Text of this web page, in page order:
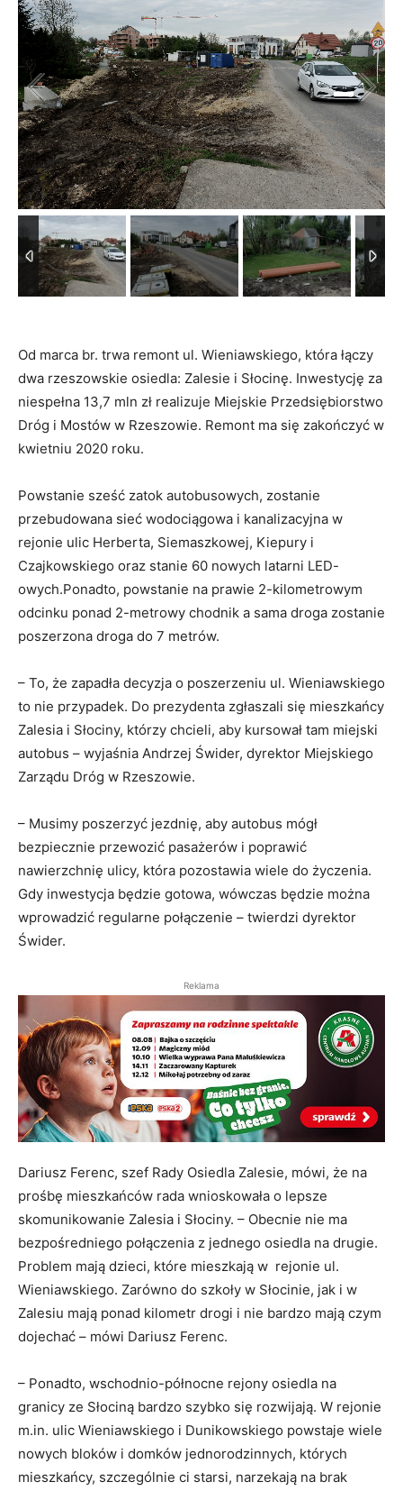
1/9
Od marca br. trwa remont ul. Wieniawskiego, która łączy
dwa rzeszowskie osiedla: Zalesie i Słocinę. Inwestycję za
niespełna 13,7 mln zł realizuje Miejskie Przedsiębiorstwo
Dróg i Mostów w Rzeszowie. Remont ma się zakończyć w
kwietniu 2020 roku.
Powstanie sześć zatok autobusowych, zostanie
przebudowana sieć wodociągowa i kanalizacyjna w
rejonie ulic Herberta, Siemaszkowej, Kiepury i
Czajkowskiego oraz stanie 60 nowych latarni LED-
owych.Ponadto, powstanie na prawie 2-kilometrowym
odcinku ponad 2-metrowy chodnik a sama droga zostanie
poszerzona droga do 7 metrów.
– To, że zapadła decyzja o poszerzeniu ul. Wieniawskiego
to nie przypadek. Do prezydenta zgłaszali się mieszkańcy
Zalesia i Słociny, którzy chcieli, aby kursował tam miejski
autobus – wyjaśnia Andrzej Świder, dyrektor Miejskiego
Zarządu Dróg w Rzeszowie.
– Musimy poszerzyć jezdnię, aby autobus mógł
bezpiecznie przewozić pasażerów i poprawić
nawierzchnię ulicy, która pozostawia wiele do życzenia.
Gdy inwestycja będzie gotowa, wówczas będzie można
wprowadzić regularne połączenie – twierdzi dyrektor
Świder.
Reklama
Dariusz Ferenc, szef Rady Osiedla Zalesie, mówi, że na
prośbę mieszkańców rada wnioskowała o lepsze
skomunikowanie Zalesia i Słociny. – Obecnie nie ma
bezpośredniego połączenia z jednego osiedla na drugie.
Problem mają dzieci, które mieszkają w rejonie ul.
Wieniawskiego. Zarówno do szkoły w Słocinie, jak i w
Zalesiu mają ponad kilometr drogi i nie bardzo mają czym
dojechać – mówi Dariusz Ferenc.
– Ponadto, wschodnio-północne rejony osiedla na
granicy ze Słociną bardzo szybko się rozwijają. W rejonie
m.in. ulic Wieniawskiego i Dunikowskiego powstaje wiele
nowych bloków i domków jednorodzinnych, których
mieszkańcy, szczególnie ci starsi, narzekają na brak